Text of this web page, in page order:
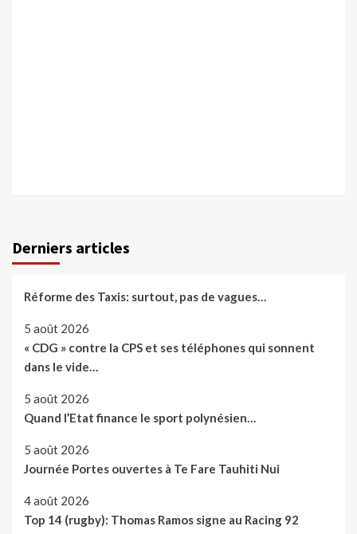
Derniers articles
Réforme des Taxis: surtout, pas de vagues…
5 août 2026
« CDG » contre la CPS et ses téléphones qui sonnent
dans le vide…
5 août 2026
Quand l’Etat finance le sport polynésien…
5 août 2026
Journée Portes ouvertes à Te Fare Tauhiti Nui
4 août 2026
Top 14 (rugby): Thomas Ramos signe au Racing 92